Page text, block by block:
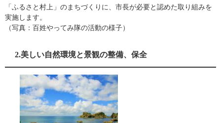
「ふるさと村上」のまちづくりに、市長が必要と認めた取り組みを
実施します。
（写真：百姓やってみ隊の活動の様子）
2.美しい自然環境と景観の整備、保全